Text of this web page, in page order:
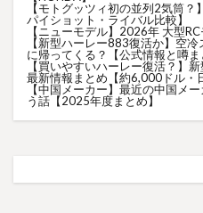
【モトグッツィ初の並列2気筒
パイショット・ライバル比較】
【ニューモデル】2026年 大型
【新型ハーレー883復活か】空
に帰ってくる？【公式情報と噂ま
【買いやすいハーレー復活？】
最新情報まとめ【約6,000ドル・
【中国メーカー】最近の中国メ
う話【2025年度まとめ】